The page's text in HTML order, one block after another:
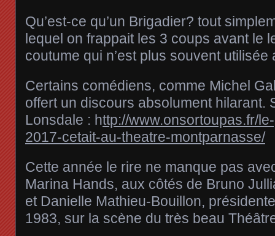
Qu’est-ce qu’un Brigadier? tout
lequel on frappait les 3 coups avant le
coutume qui n’est plus souvent utilisée
Certains comédiens, comme Michel
offert un discours absolument hilarant.
Lonsdale : http://www.onsortoupas.fr/
2017-cetait-au-theatre-montparnasse/
Cette année le rire ne manque pas
Marina Hands, aux côtés de Bruno
et Danielle Mathieu-Bouillon,
1983, sur la scène du très beau